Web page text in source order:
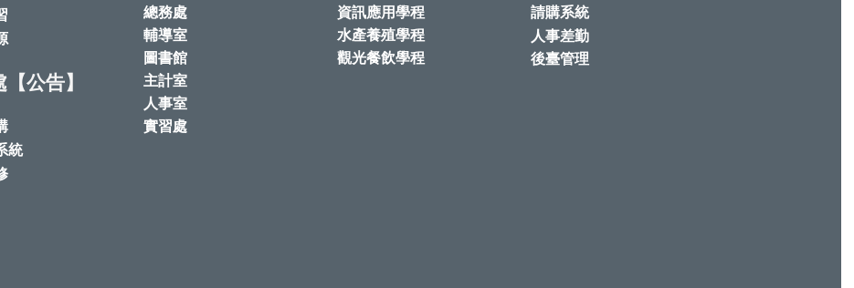
公告】
統
總務處
輔導室
圖書館
主計室
人事室
實習處
資訊應用學程
水產養殖學程
觀光餐飲學程
請購系統
人事差勤
後臺管理